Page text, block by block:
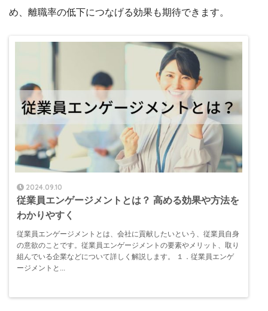
め、離職率の低下につなげる効果も期待できます。
2024.09.10
従業員エンゲージメントとは？ 高める効果や方法を
わかりやすく
従業員エンゲージメントとは、会社に貢献したいという、従業員自身
の意欲のことです。従業員エンゲージメントの要素やメリット、取り
組んでいる企業などについて詳しく解説します。 １．従業員エンゲ
ージメントと...